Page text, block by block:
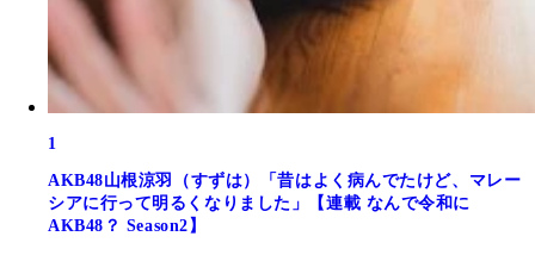
1
AKB48山根涼羽（すずは）「昔はよく病んでたけど、マレー
シアに行って明るくなりました」【連載 なんで令和に
AKB48？ Season2】